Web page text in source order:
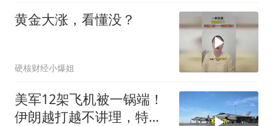
黄金大涨，看懂没？
硬核财经小爆姐
美军12架飞机被一锅端！
伊朗越打越不讲理，特朗